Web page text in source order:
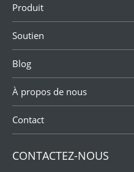
Produit
Soutien
Blog
À propos de nous
Contact
CONTACTEZ-NOUS